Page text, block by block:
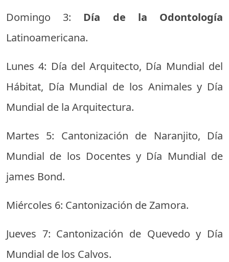
Domingo 3: Día de la Odontología
Latinoamericana.
Lunes 4: Día del Arquitecto, Día Mundial del
Hábitat, Día Mundial de los Animales y Día
Mundial de la Arquitectura.
Martes 5: Cantonización de Naranjito, Día
Mundial de los Docentes y Día Mundial de
james Bond.
Miércoles 6: Cantonización de Zamora.
Jueves 7: Cantonización de Quevedo y Día
Mundial de los Calvos.